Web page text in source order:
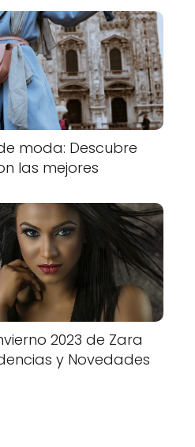
moda: Descubre
las mejores
2023 de Zara
y Novedades